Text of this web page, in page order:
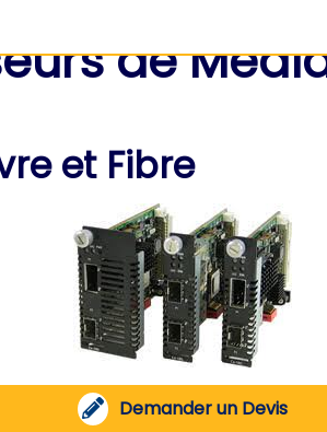
de
et Fibre
Demander un Devis